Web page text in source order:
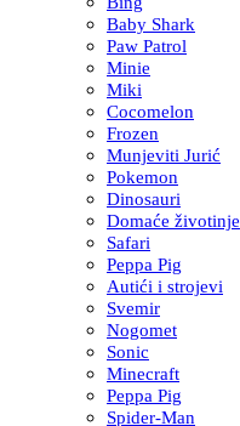
Baby Shark
Paw Patrol
Minie
Miki
Cocomelon
Frozen
Munjeviti Jurić
Pokemon
Dinosauri
Domaće životinje
Safari
Peppa Pig
Autići i strojevi
Svemir
Nogomet
Sonic
Minecraft
Peppa Pig
Spider-Man